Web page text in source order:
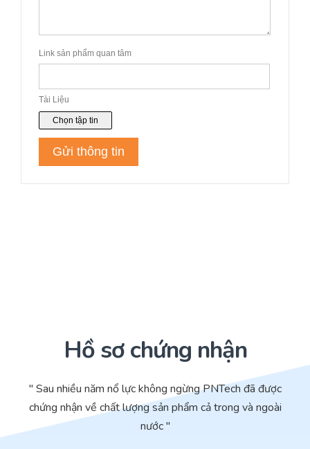
Hồ sơ chứng nhận
" Sau nhiều năm nổ lực không ngừng PNTech đã được
chứng nhận về chất lượng sản phẩm cả trong và ngoài
nước "